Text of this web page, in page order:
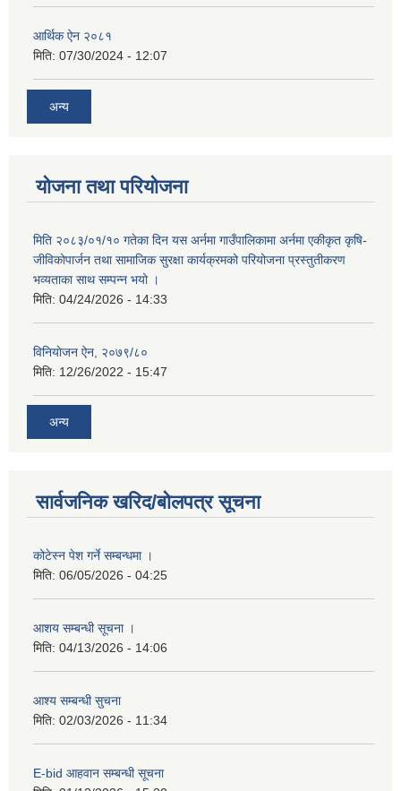
आर्थिक ऐन २०८१
मिति: 07/30/2024 - 12:07
अन्य
योजना तथा परियोजना
मिति २०८३/०१/१० गतेका दिन यस अर्नमा गाउँपालिकामा अर्नमा एकीकृत कृषि-
जीविकोपार्जन तथा सामाजिक सुरक्षा कार्यक्रमको परियोजना प्रस्तुतीकरण
भव्यताका साथ सम्पन्न भयो ।
मिति: 04/24/2026 - 14:33
विनियाेजन ऐन, २०७९/८०
मिति: 12/26/2022 - 15:47
अन्य
सार्वजनिक खरिद/बोलपत्र सूचना
कोटेस्न पेश गर्ने सम्बन्धमा ।
मिति: 06/05/2026 - 04:25
आशय सम्बन्धी सूचना ।
मिति: 04/13/2026 - 14:06
आश्य सम्बन्धी सुचना
मिति: 02/03/2026 - 11:34
E-bid आहवान सम्बन्धी सूचना